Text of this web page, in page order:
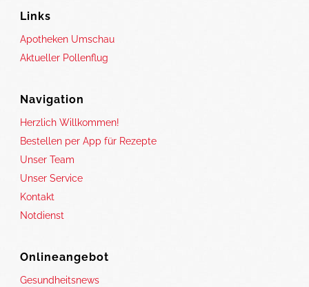
Links
Apotheken Umschau
Aktueller Pollenflug
Navigation
Herzlich Willkommen!
Bestellen per App für Rezepte
Unser Team
Unser Service
Kontakt
Notdienst
Onlineangebot
Gesundheitsnews